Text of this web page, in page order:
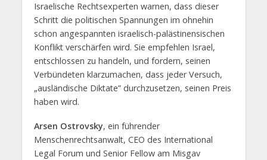
Israelische Rechtsexperten warnen, dass dieser
Schritt die politischen Spannungen im ohnehin
schon angespannten israelisch-palästinensischen
Konflikt verschärfen wird. Sie empfehlen Israel,
entschlossen zu handeln, und fordern, seinen
Verbündeten klarzumachen, dass jeder Versuch,
„ausländische Diktate” durchzusetzen, seinen Preis
haben wird.
Arsen Ostrovsky, ein führender
Menschenrechtsanwalt, CEO des International
Legal Forum und Senior Fellow am Misgav